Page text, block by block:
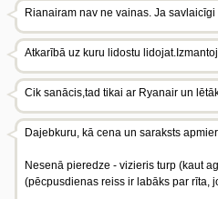
Rianairam nav ne vainas. Ja
Atkarībā uz kuru lidostu
Cik sanācis,tad tikai ar Ryanair un
Dajebkuru, kā cena un saraksts
Nesenā pieredze - vizieris turp (kaut
(pēcpusdienas reiss ir labāks par rīta,